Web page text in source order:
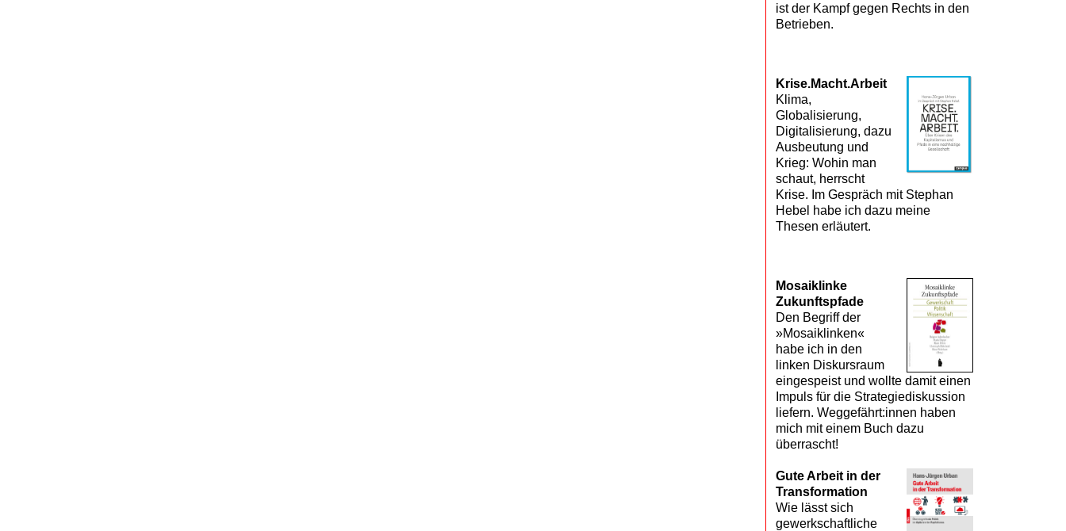
ist der Kampf gegen Rechts in den
Betrieben.
Krise.Macht.Arbeit
Klima,
Globalisierung,
Digitalisierung, dazu
Ausbeutung und
Krieg: Wohin man
schaut, herrscht
Krise. Im Gespräch mit Stephan
Hebel habe ich dazu meine
Thesen erläutert.
Mosaik­linke
Zukunfts­pfade
Den Begriff der
»Mosaiklinken«
habe ich in den
linken Diskursraum
eingespeist und wollte damit einen
Impuls für die Strategiediskussion
liefern. Weggefährt:innen haben
mich mit einem Buch dazu
überrascht!
Gute Arbeit in der
Transformation
Wie lässt sich
gewerkschaftliche